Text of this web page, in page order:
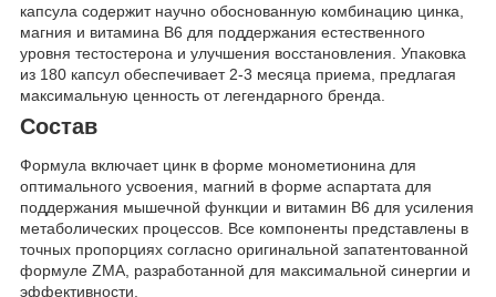
капсула содержит научно обоснованную комбинацию цинка,
магния и витамина B6 для поддержания естественного
уровня тестостерона и улучшения восстановления. Упаковка
из 180 капсул обеспечивает 2-3 месяца приема, предлагая
максимальную ценность от легендарного бренда.
Состав
Формула включает цинк в форме монометионина для
оптимального усвоения, магний в форме аспартата для
поддержания мышечной функции и витамин B6 для усиления
метаболических процессов. Все компоненты представлены в
точных пропорциях согласно оригинальной запатентованной
формуле ZMA, разработанной для максимальной синергии и
эффективности.